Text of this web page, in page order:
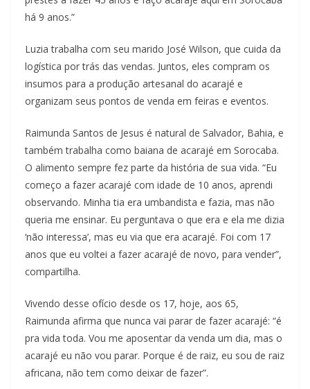
há 9 anos.”
Luzia trabalha com seu marido José Wilson, que cuida da
logística por trás das vendas. Juntos, eles compram os
insumos para a produção artesanal do acarajé e
organizam seus pontos de venda em feiras e eventos.
Raimunda Santos de Jesus é natural de Salvador, Bahia, e
também trabalha como baiana de acarajé em Sorocaba.
O alimento sempre fez parte da história de sua vida. “Eu
começo a fazer acarajé com idade de 10 anos, aprendi
observando. Minha tia era umbandista e fazia, mas não
queria me ensinar. Eu perguntava o que era e ela me dizia
‘não interessa’, mas eu via que era acarajé. Foi com 17
anos que eu voltei a fazer acarajé de novo, para vender”,
compartilha.
Vivendo desse ofício desde os 17, hoje, aos 65,
Raimunda afirma que nunca vai parar de fazer acarajé: “é
pra vida toda. Vou me aposentar da venda um dia, mas o
acarajé eu não vou parar. Porque é de raiz, eu sou de raiz
africana, não tem como deixar de fazer”.